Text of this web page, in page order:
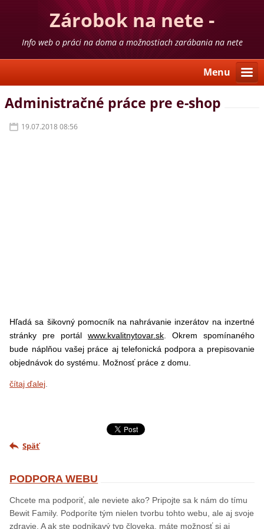
Zárobok na nete -
skúsenosti
Info web o práci na doma a možnostiach zarábania na nete
Menu
Administračné práce pre e-shop
19.07.2018 08:56
Hľadá sa šikovný pomocník na nahrávanie inzerátov na inzertné
stránky pre portál www.kvalitnytovar.sk. Okrem spomínaného
bude náplňou vašej práce aj telefonická podpora a prepisovanie
objednávok do systému. Možnosť práce z domu.
čítaj ďalej
Späť
PODPORA WEBU
Chcete ma podporiť, ale neviete ako? Pripojte sa k nám do tímu
Bewit Family. Podporíte tým nielen tvorbu tohto webu, ale aj svoje
zdravie. A ak ste podnikavý typ človeka, máte možnosť si aj